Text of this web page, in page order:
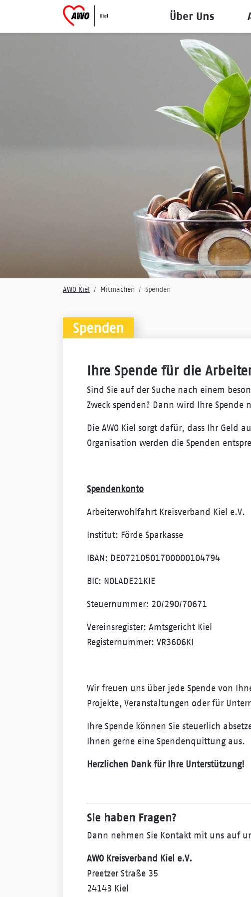
Über Uns
AWO Kiel Mitmachen Spenden
Spenden
Ihre Spende für die
Sind Sie auf der Suche nach einem
Zweck spenden? Dann wird Ihre Spende
Die AWO Kiel sorgt dafür, dass Ihr
Organisation werden die Spenden
Spendenkonto
Arbeiterwohlfahrt Kreisverband Kiel e.V.
Institut: Förde Sparkasse
IBAN: DE07210501700000104794
BIC: NOLADE21KIE
Steuernummer: 20/290/70671
Vereinsregister: Amtsgericht Kiel
Registernummer: VR3606KI
Wir freuen uns über jede Spende von
Projekte, Veranstaltungen oder für
Ihre Spende können Sie steuerlich
Ihnen gerne eine Spendenquittung aus.
Herzlichen Dank für Ihre Unterstützung!
Sie haben Fragen?
Dann nehmen Sie Kontakt mit uns auf
AWO Kreisverband Kiel e.V.
Preetzer Straße 35
24143 Kiel